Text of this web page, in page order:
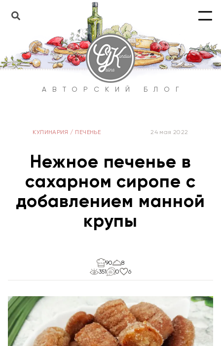
АВТОРСКИЙ БЛОГ
КУЛИНАРИЯ / ПЕЧЕНЬЕ 24 мая 2022
Нежное печенье в
сахарном сиропе с
добавлением манной
крупы
90
8
351
0 6